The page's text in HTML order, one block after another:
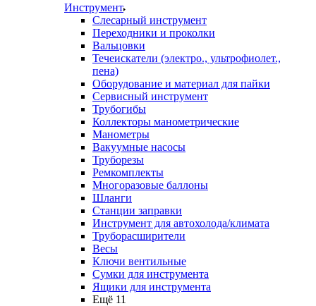
Инструмент
Слесарный инструмент
Переходники и проколки
Вальцовки
Течеискатели (электро., ультрофиолет.,
пена)
Оборудование и материал для пайки
Сервисный инструмент
Трубогибы
Коллекторы манометрические
Манометры
Вакуумные насосы
Труборезы
Ремкомплекты
Многоразовые баллоны
Шланги
Станции заправки
Инструмент для автохолода/климата
Труборасширители
Весы
Ключи вентильные
Сумки для инструмента
Ящики для инструмента
Ещё 11